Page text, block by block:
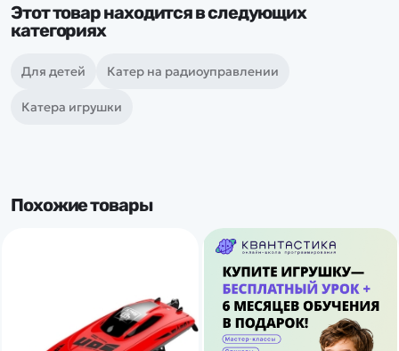
Этот товар находится в следующих
категориях
Для детей Катер на радиоуправлении
Катера игрушки
Похожие товары